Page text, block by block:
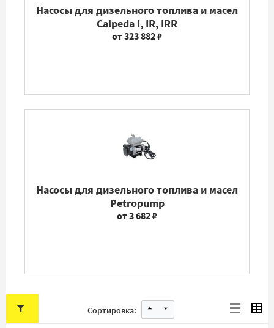
Насосы для дизельного топлива и масел
Calpeda I, IR, IRR
от 323 882 ₽
Насосы для дизельного топлива и масел
Petropump
от 3 682 ₽
Сортировка: